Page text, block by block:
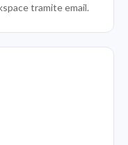
tramite email.